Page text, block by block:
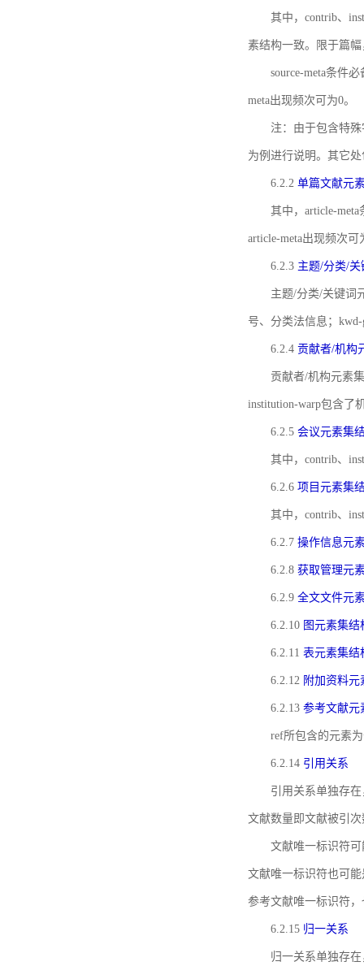
其中，contrib、
素结构一致。限于篇
source-meta条件
meta出现频次可为0。
注：由于包含特殊
为例进行说明。其它
6.2.2 单篇文献元
其中，article-
article-meta出现频次可
6.2.3 主题/分类/
主题/分类/关键词
号、分类法信息；
6.2.4 贡献者/机构
贡献者/机构元素
institution-warp包含了
6.2.5 会议元素集
其中，contrib、
6.2.6 项目元素集
其中，contrib、
6.2.7 操作信息元
6.2.8 获取管理元
6.2.9 全文文件元
6.2.10 图元素集结
6.2.11 表元素集结
6.2.12 附加资料元
6.2.13 参考文献元
ref所包含的元素
6.2.14 引用关系
引用关系单独存
文献数量即文献被引
文献唯一标识符
文献唯一标识符也可
参考文献唯一标识符
6.2.15 归一关系
归一关系单独存